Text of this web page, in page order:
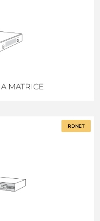
MATRICE
RDNET